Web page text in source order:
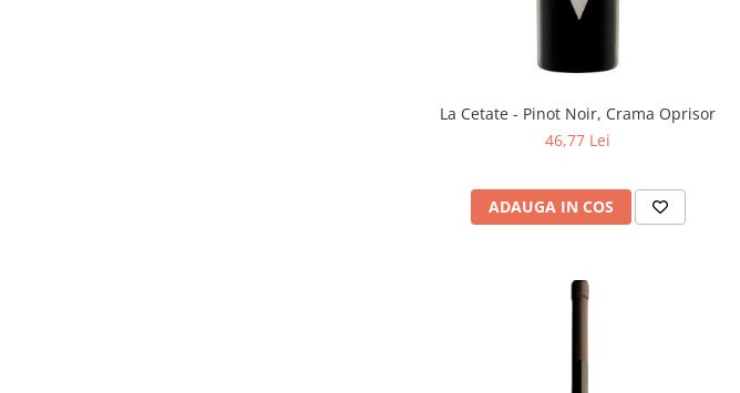
La Cetate - Pinot Noir, Crama Oprisor
46,77 Lei
ADAUGA IN COS